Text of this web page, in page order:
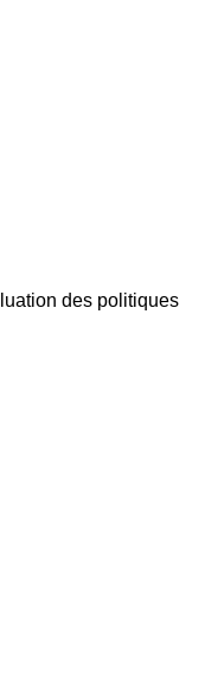
des politiques